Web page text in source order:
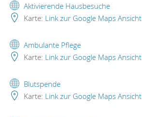
Aktivierende Hausbesuche
Karte: Link zur Google Maps Ansicht
Ambulante Pflege
Karte: Link zur Google Maps Ansicht
Blutspende
Karte: Link zur Google Maps Ansicht